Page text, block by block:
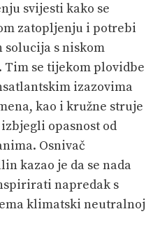
svijesti kako se
zatopljenju i potrebi
s niskom
se tijekom plovidbe
izazovima
kao i kružne struje
opasnost od
Osnivač
kazao je da se nada
napredak s
klimatski neutralnoj